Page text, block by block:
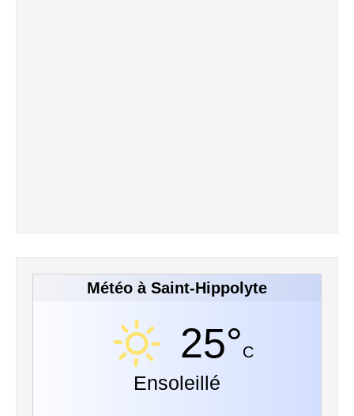
Météo à Saint-Hippolyte
25°C
Ensoleillé